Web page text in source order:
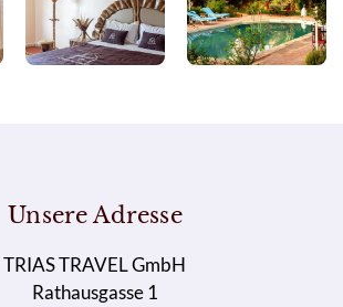
Unsere Adresse
TRIAS TRAVEL GmbH
Rathausgasse 1